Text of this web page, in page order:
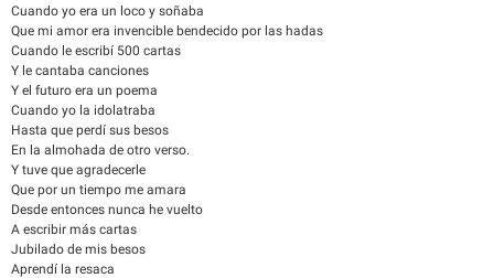
Cuando yo era un loco y soñaba
Que mi amor era invencible bendecido por las hadas
Cuando le escribí 500 cartas
Y le cantaba canciones
Y el futuro era un poema
Cuando yo la idolatraba
Hasta que perdí sus besos
En la almohada de otro verso.
Y tuve que agradecerle
Que por un tiempo me amara
Desde entonces nunca he vuelto
A escribir más cartas
Jubilado de mis besos
Aprendí la resaca